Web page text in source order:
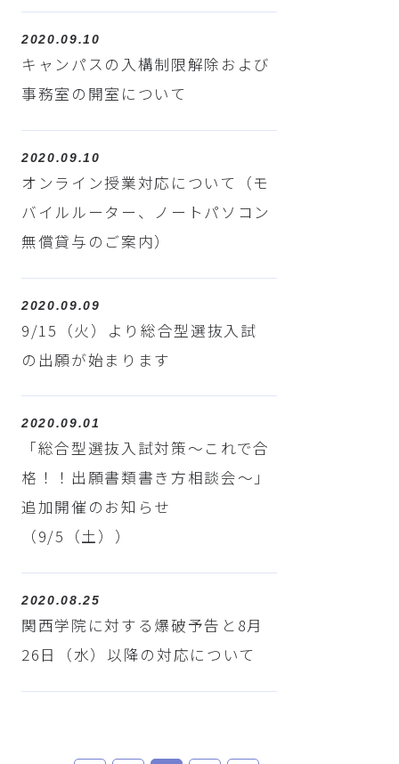
2020.09.10
キャンパスの入構制限解除および
事務室の開室について
2020.09.10
オンライン授業対応について（モ
バイルルーター、ノートパソコン
無償貸与のご案内）
2020.09.09
9/15（火）より総合型選抜入試
の出願が始まります
2020.09.01
「総合型選抜入試対策～これで合
格！！出願書類書き方相談会～」
追加開催のお知らせ
（9/5（土））
2020.08.25
関西学院に対する爆破予告と8月
26日（水）以降の対応について